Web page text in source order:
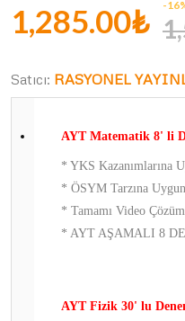
1,285.00₺ -
Satıcı: RASYONEL
AYT Matematik 8' li
* YKS Kazanımlarına
* ÖSYM Tarzına
* Tamamı Video
* AYT AŞAMALI 8
AYT Fizik 30' lu